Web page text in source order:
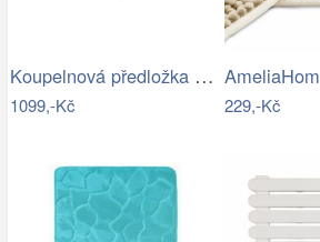
Koupelnová předložka ART
1099,-Kč 229,-Kč